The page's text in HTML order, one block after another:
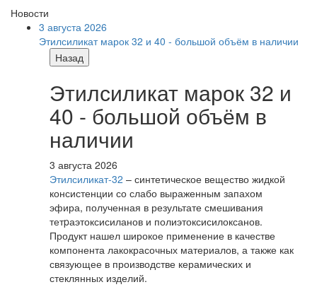
Новости
3 августа 2026
Этилсиликат марок 32 и 40 - большой объём в наличии
Назад
Этилсиликат марок 32 и
40 - большой объём в
наличии
3 августа 2026
Этилсиликат-32 – синтетическое вещество жидкой
консистенции со слабо выраженным запахом
эфира, полученная в результате смешивания
тетpаэтоксисиланов и полиэтоксисилоксанов.
Продукт нашел широкое применение в качестве
компонента лакокрасочных материалов, а также как
связующее в производстве керамических и
стеклянных изделий.